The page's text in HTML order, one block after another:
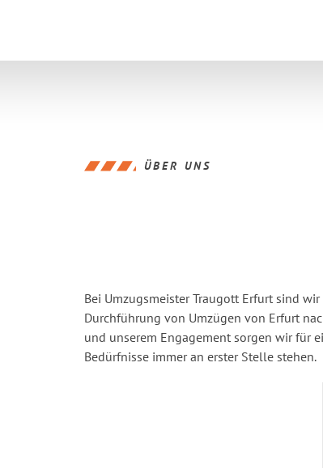
ÜBER UNS
Bei Umzugsmeister Traugott Erfurt sind
Durchführung von Umzügen von Erfurt
und unserem Engagement sorgen wir für
Bedürfnisse immer an erster Stelle stehen.